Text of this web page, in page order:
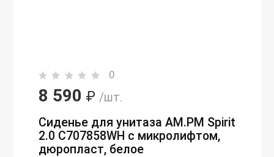
0
8 590 ₽ /шт.
Сиденье для унитаза AM.PM Spirit
2.0 C707858WH с микролифтом,
дюропласт, белое